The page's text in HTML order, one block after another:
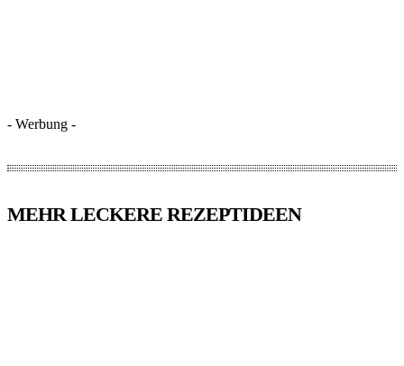
- Werbung -
MEHR LECKERE REZEPTIDEEN